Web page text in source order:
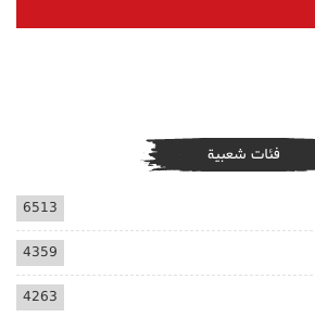
فئات شعبية
6513
4359
4263